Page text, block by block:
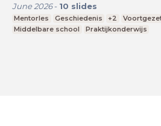
June 2026- 10 slides
Mentorles Geschiedenis +2
Middelbare school
Praktijkonderwijs